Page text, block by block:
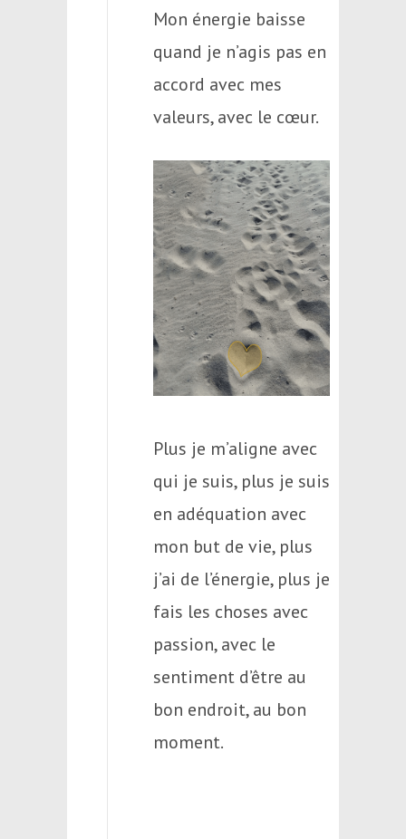
Mon énergie baisse
quand je n’agis pas en
accord avec mes
valeurs, avec le cœur.
Plus je m’aligne avec
qui je suis, plus je suis
en adéquation avec
mon but de vie, plus
j’ai de l’énergie, plus je
fais les choses avec
passion, avec le
sentiment d’être au
bon endroit, au bon
moment.